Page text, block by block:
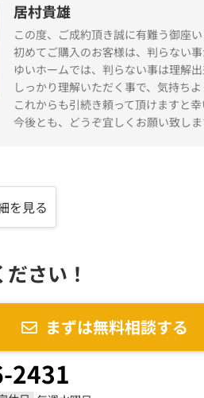
居村貴雄
この度、ご成約頂き誠に有難う御座い
初めてご購入のお客様は、判らない事
ゆいホームでは、判らない事は理解
しっかり理解いただく事で、気持ち
これからも引続き頼って頂けますと幸
今後とも、どうぞ宜しくお願い致しま
を見る
さい！
まずは無料相談する
2431